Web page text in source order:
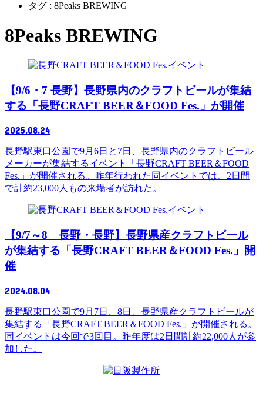
タグ : 8Peaks BREWING
8Peaks BREWING
イベント
【9/6・7 長野】長野県内のクラフトビールが集結
する「長野CRAFT BEER＆FOOD Fes.」が開催
2025.08.24
長野駅東口公園で9月6日と7日、長野県内のクラフトビール
メーカーが集結するイベント「長野CRAFT BEER＆FOOD
Fes.」が開催される。昨年行われた同イベントでは、2日間
で計約23,000人もの来場者が訪れた。
イベント
【9/7～8 長野・長野】長野県産クラフトビール
が集結する「長野CRAFT BEER＆FOOD Fes.」開
催
2024.08.04
長野駅東口公園で9月7日、8日、長野県産クラフトビールが
集結する「長野CRAFT BEER＆FOOD Fes.」が開催される。
同イベントは今回で3回目。昨年度は2日間計約22,000人が参
加した。